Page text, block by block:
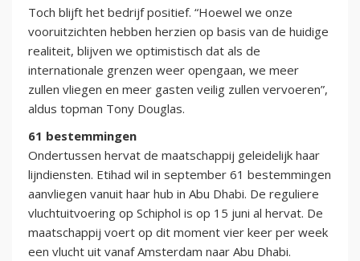
Toch blijft het bedrijf positief. “Hoewel we onze
vooruitzichten hebben herzien op basis van de huidige
realiteit, blijven we optimistisch dat als de
internationale grenzen weer opengaan, we meer
zullen vliegen en meer gasten veilig zullen vervoeren”,
aldus topman Tony Douglas.
61 bestemmingen
Ondertussen hervat de maatschappij geleidelijk haar
lijndiensten. Etihad wil in september 61 bestemmingen
aanvliegen vanuit haar hub in Abu Dhabi. De reguliere
vluchtuitvoering op Schiphol is op 15 juni al hervat. De
maatschappij voert op dit moment vier keer per week
een vlucht uit vanaf Amsterdam naar Abu Dhabi.